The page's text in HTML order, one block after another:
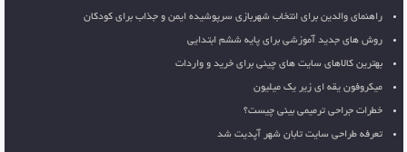
راهنمای والدین برای انتخاب شهربازی سرپوشیده ایمن و جذاب برای کودکان
روش های جدید آموزشی برای پایه ششم ابتدایی
بهترین کالاهای سایت های چینی برای خرید و واردات
میکروفون یقه ای زیر یک میلیون
خطرات جراحی ترمیمی بینی چیست؟
تعرفه طراحی سایت تابان شهر آپدیت شد